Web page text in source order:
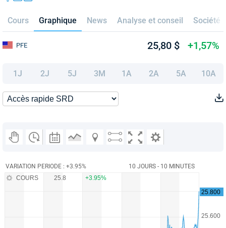
Cours Graphique News Analyse et conseil Société
PFE 25,80 $ +1,57%
1J 2J 5J 3M 1A 2A 5A 10A
VARIATION PERIODE : +3.95% 10 JOURS - 10 MINUTES
COURS 25.8 +3.95%